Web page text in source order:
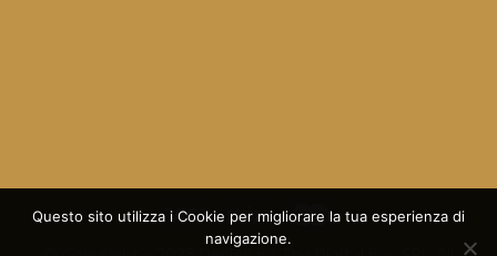
Questo sito utilizza i Cookie per migliorare la tua esperienza di
navigazione.